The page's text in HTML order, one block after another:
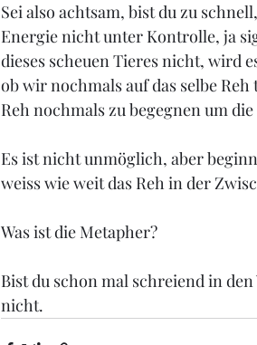
Sei also achtsam, bist du zu
Energie nicht unter Kontrolle, ja
dieses scheuen Tieres nicht, wird
ob wir nochmals auf das selbe
Reh nochmals zu begegnen um
Es ist nicht unmöglich, aber
weiss wie weit das Reh in der
Was ist die Metapher?
Bist du schon mal schreiend in
nicht.